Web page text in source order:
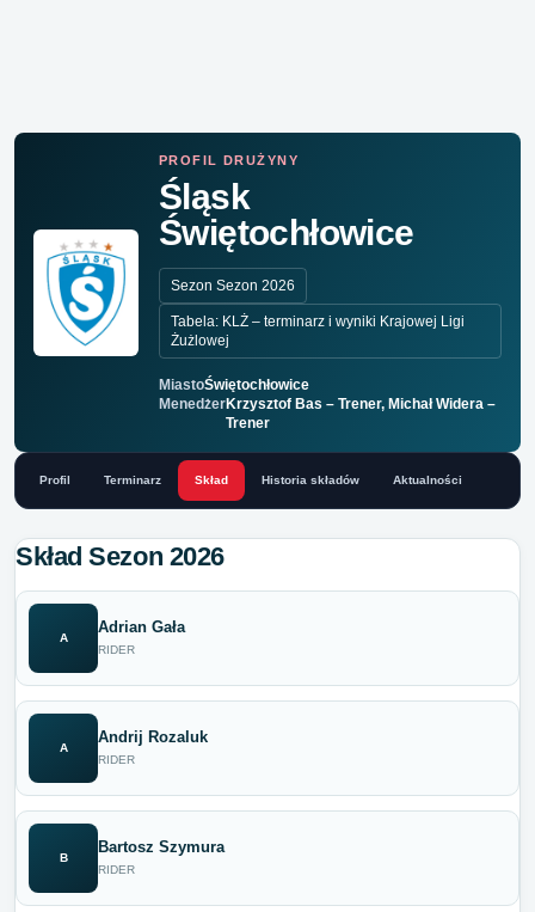
PROFIL DRUŻYNY
Śląsk
Świętochłowice
Sezon Sezon 2026
Tabela: KLŻ – terminarz i wyniki Krajowej Ligi
Żużlowej
MiastoŚwiętochłowice
MenedżerKrzysztof Bas – Trener, Michał Widera –
Trener
Profil Terminarz Skład Historia składów Aktualności
Skład Sezon 2026
A
Adrian Gała
RIDER
A
Andrij Rozaluk
RIDER
B
Bartosz Szymura
RIDER